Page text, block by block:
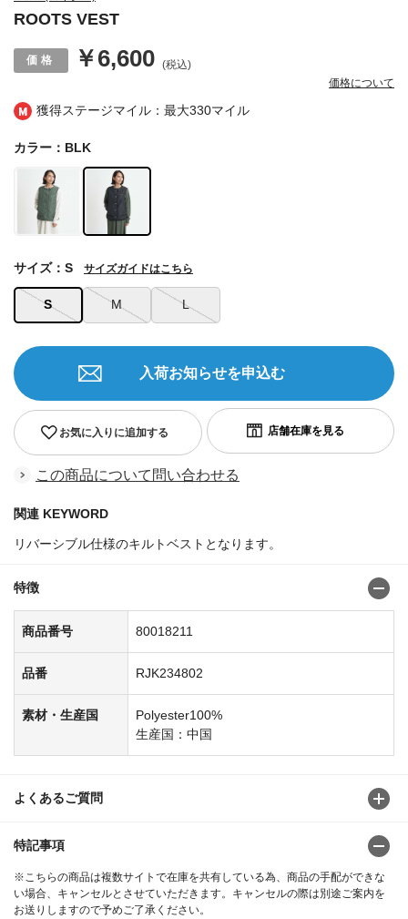
獲得ステージマイル：最大330マイル
ROOTS VEST
￥6,600 (税込)
価格について
カラー：BLK
S M L
サイズ：S サイズガイドはこちら
お気に入りに追加する
入荷お知らせを申込む
この商品について問い合わせる
関連 KEYWORD
リバーシブル仕様のキルトベストとなります。
特徴
商品番号 80018211
品番 RJK234802
素材・生産国
Polyester100%
生産国：中国
よくあるご質問
特記事項
※こちらの商品は複数サイトで在庫を共有している為、商品の手配ができな
い場合、キャンセルとさせていただきます。キャンセルの際は別途ご案内を
お送りしますので予めご了承ください。